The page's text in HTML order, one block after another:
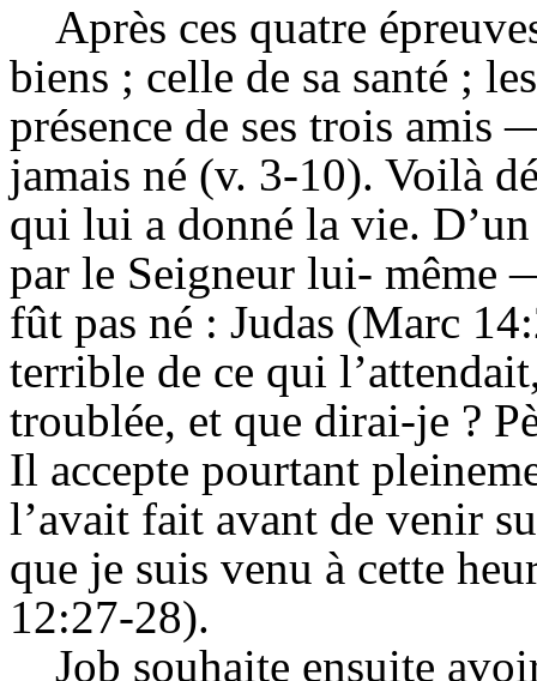
Après ces quatre
biens ; celle de sa santé ;
présence de ses trois amis
jamais né (v. 3-10). Voilà
qui lui a donné la vie.
par le Seigneur lui- même
fût pas né : Judas (Marc
terrible de ce qui
troublée, et que dirai-je ?
Il accepte pourtant
l’avait fait avant de venir
que je suis venu à cette
12:27-28).
Job souhaite ensuite